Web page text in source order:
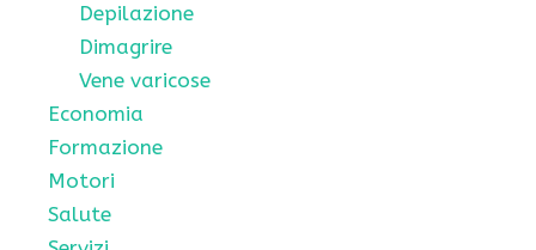
Depilazione
Dimagrire
Vene varicose
Economia
Formazione
Motori
Salute